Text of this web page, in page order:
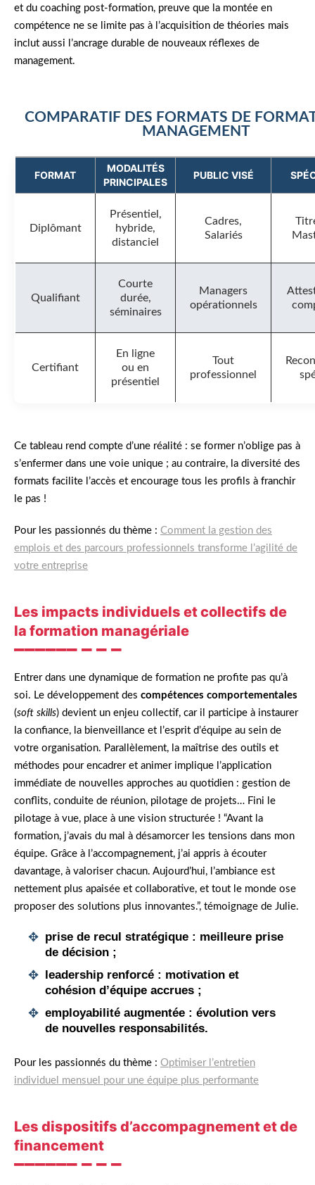
et du coaching post-formation, preuve que la montée en
compétence ne se limite pas à l’acquisition de théories mais
inclut aussi l’ancrage durable de nouveaux réflexes de
management.
COMPARATIF DES FORMATS DE
MANAGEMENT
FORMAT
MODALITÉS
PRINCIPALES
PUBLIC VISÉ
Diplômant
Présentiel,
hybride,
distanciel
Cadres,
Salariés
Qualifiant
Courte
durée,
séminaires
Managers
opérationnels
Certifiant
En ligne
ou en
présentiel
Tout
professionnel
Ce tableau rend compte d’une réalité : se former n’oblige pas à
s’enfermer dans une voie unique ; au contraire, la diversité des
formats facilite l’accès et encourage tous les profils à franchir
le pas !
Pour les passionnés du thème : Comment la gestion des
emplois et des parcours professionnels transforme l’agilité de
votre entreprise
Les impacts individuels et collectifs de
la formation managériale
Entrer dans une dynamique de formation ne profite pas qu’à
soi. Le développement des compétences comportementales
(soft skills) devient un enjeu collectif, car il participe à instaurer
la confiance, la bienveillance et l’esprit d’équipe au sein de
votre organisation. Parallèlement, la maîtrise des outils et
méthodes pour encadrer et animer implique l’application
immédiate de nouvelles approches au quotidien : gestion de
conflits, conduite de réunion, pilotage de projets… Fini le
pilotage à vue, place à une vision structurée ! “Avant la
formation, j’avais du mal à désamorcer les tensions dans mon
équipe. Grâce à l’accompagnement, j’ai appris à écouter
davantage, à valoriser chacun. Aujourd’hui, l’ambiance est
nettement plus apaisée et collaborative, et tout le monde ose
proposer des solutions plus innovantes.”, témoignage de Julie.
prise de recul stratégique : meilleure prise
de décision ;
leadership renforcé : motivation et
cohésion d’équipe accrues ;
employabilité augmentée : évolution vers
de nouvelles responsabilités.
Pour les passionnés du thème : Optimiser l’entretien
individuel mensuel pour une équipe plus performante
Les dispositifs d’accompagnement et de
financement